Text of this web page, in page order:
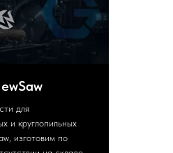
для
и круглопильных
изготовим по